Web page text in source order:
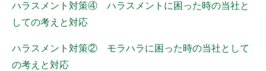
ハラスメント対策④ ハラスメントに困った時の当社と
しての考えと対応
ハラスメント対策② モラハラに困った時の当社として
の考えと対応